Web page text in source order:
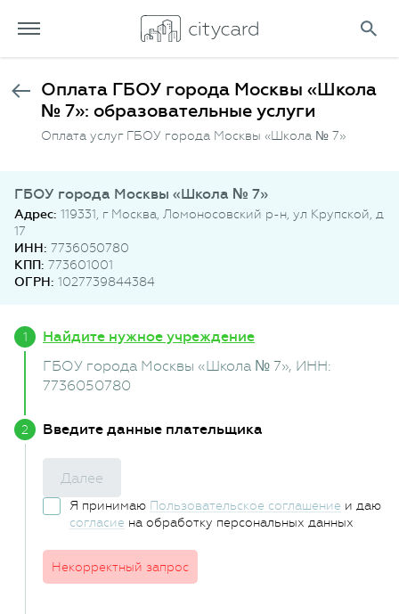
Оплата ГБОУ города Москвы «Школа
№ 7»: образовательные услуги
Оплата услуг ГБОУ города Москвы «Школа № 7»
ГБОУ города Москвы «Школа № 7»
Адрес: 119331, г Москва, Ломоносовский р-н, ул Крупской, д
17
ИНН: 7736050780
КПП: 773601001
ОГРН: 1027739844384
Найдите нужное учреждение
ГБОУ города Москвы «Школа № 7», ИНН:
7736050780
Введите данные плательщика
Далее
Я принимаю Пользовательское соглашение и даю
согласие на обработку персональных данных
Некорректный запрос